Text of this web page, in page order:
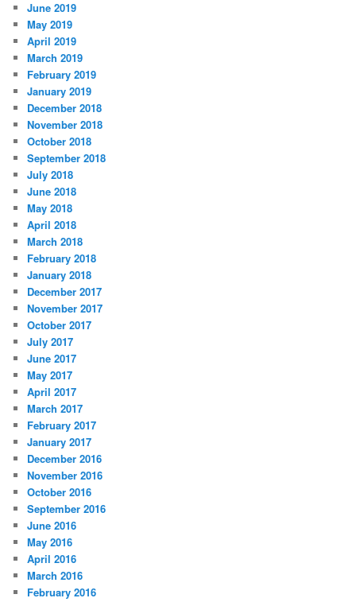
June 2019
May 2019
April 2019
March 2019
February 2019
January 2019
December 2018
November 2018
October 2018
September 2018
July 2018
June 2018
May 2018
April 2018
March 2018
February 2018
January 2018
December 2017
November 2017
October 2017
July 2017
June 2017
May 2017
April 2017
March 2017
February 2017
January 2017
December 2016
November 2016
October 2016
September 2016
June 2016
May 2016
April 2016
March 2016
February 2016